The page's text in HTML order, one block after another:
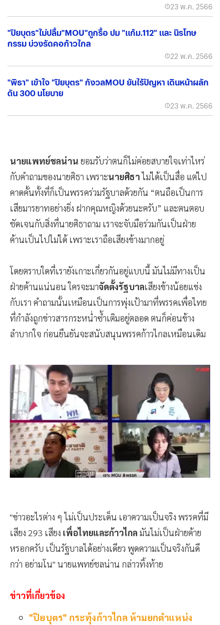
23 พ.ค. 2566
"ปิยบุตร"ไม่ปลื้ม"MOU"ถูกรื้อ ปม "แก้ม.112" และ นิรโทษ
กรรม บ่วงรัดคอก้าวไกล
22 พ.ค. 2566
"พิธา" เข้าใจ "ปิยบุตร" กังวลMOU ยันไร้ปัญหา เดินหน้าผลัก
ดัน 300 นโยบาย
23 พ.ค. 2566
นายแพทย์ชลน่าน ยอมรับว่าตนก็ไม่ค่อยสบายใจเท่าไหร่
กับคำถามของนายศิธา เพราะนายศิธาไม่ได้เป็นสื่อ แต่ไป
คาดคั้นทั้งที่ก็เป็นพรรคร่วมรัฐบาลด้วยกัน “ตนถือเป็นการ
เสียมารยาทอย่างยิ่ง ฝากคุณหญิงด้วยนะครับ” และตนตอบ
ชัดเจนกับสิ่งที่นายศิธาถาม เราจะจับมือร่วมกันเป็นฝ่าย
ค้านเป็นไปไม่ได้ เพราะเราถือเสียงข้างมากอยู่
โดยตราบใดที่เรายังเกาะเกี่ยวกันอยู่แบบนี้ มันไม่มีทางเป็น
ฝ่ายค้านแน่นอน ใครจะมาจัดตั้งรัฐบาลเสียงข้างน้อยแข่ง
กับเรา คำถามนั้นเหมือนเป็นการพุ่งเป้ามาที่พรรคเพื่อไทย
ที่กำลังถูกข่าวสารกระหน่ำซ้ำเติมอยู่ตลอด ตนก็ค่อนข้าง
ลำบากใจ ก่อนยืนยันจะสนับสนุนพรรคก้าวไกลเหมือนเดิม
"ข่าวอะไรต่าง ๆ ไม่เป็นประเด็น เอาความเป็นจริง พรรคที่มี
เสียง 293 เสียง เพื่อไทยและก้าวไกลมันไม่เป็นฝ่ายค้าย
หรอกครับ เป็นรัฐบาลได้อย่างเดียว พูดความเป็นจริงกันดี
กว่า อย่ามโน" นายแพทย์ชลน่าน กล่าวทิ้งท้าย
ข่าวที่เกี่ยวข้อง
"ปิยบุตร" กระทุ้งก้าวไกล ห้ามยกตำแหน่ง